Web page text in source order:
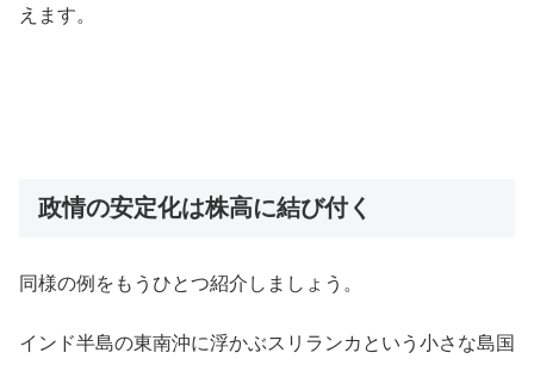
えます。
政情の安定化は株高に結び付く
同様の例をもうひとつ紹介しましょう。
インド半島の東南沖に浮かぶスリランカという小さな島国